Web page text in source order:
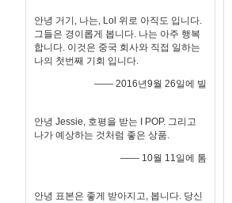
안녕 거기, 나는, Lol 위로 아직도 입니다.
그들은 경이롭게 봅니다. 나는 아주 행복
합니다. 이것은 중국 회사와 직접 일하는
나의 첫번째 기회 입니다.
—— 2016년9월 26일에 빌
안녕 Jessie, 호평을 받는 I POP. 그리고
나가 예상하는 것처럼 좋은 상품.
—— 10월 11일에 톰
안녕 표본은 좋게 받아지고, 봅니다. 당신